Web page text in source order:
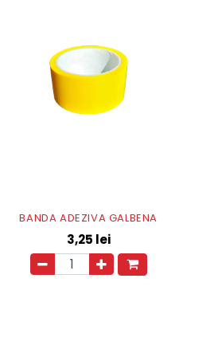
BANDA ADEZIVA GALBENA
3,25 lei